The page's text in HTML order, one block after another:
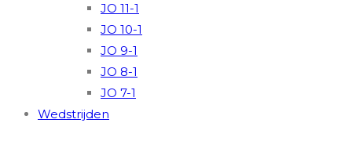
JO 11-1
JO 10-1
JO 9-1
JO 8-1
JO 7-1
Wedstrijden